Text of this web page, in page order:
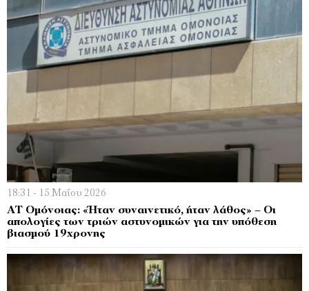
18:31 - 15 Μαΐου 2026
ΑΤ Ομόνοιας: «Ήταν συναινετικό, ήταν λάθος» – Οι
απολογίες των τριών αστυνομικών για την υπόθεση
βιασμού 19χρονης